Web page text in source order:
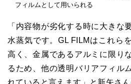
フィルムとして用いられる
「内容物が劣化する時に大きな
水蒸気です。GL FILMはこれら
高く、金属であるアルミに限り
るため、他の透明バリアフィル
れていると言えます」と新矢さん